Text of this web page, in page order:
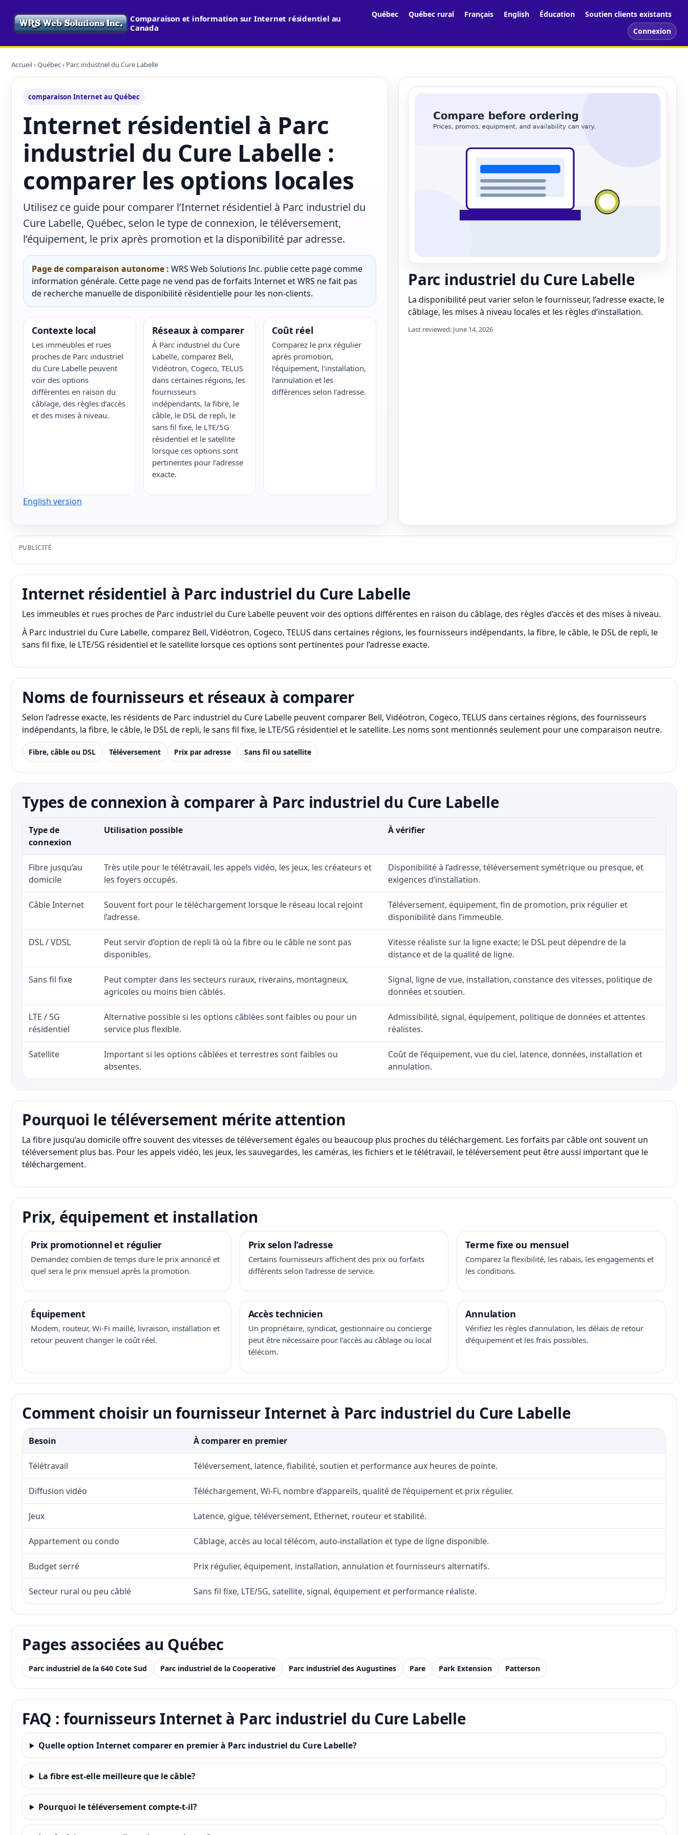
Comparaison et information sur Internet résidentiel au
Canada
Québec Québec rural Français English Éducation
Soutien clients existants
Connexion
Accueil›Québec› Parc industriel du Cure Labelle
comparaison Internet au Québec
Internet résidentiel à Parc
industriel du Cure Labelle :
comparer les options locales
Utilisez ce guide pour comparer l’Internet résidentiel à Parc industriel du
Cure Labelle, Québec, selon le type de connexion, le téléversement,
l’équipement, le prix après promotion et la disponibilité par adresse.
Page de comparaison autonome : WRS Web Solutions Inc. publie cette page comme
information générale. Cette page ne vend pas de forfaits Internet et WRS ne fait pas
de recherche manuelle de disponibilité résidentielle pour les non-clients.
Contexte local
Les immeubles et rues
proches de Parc industriel
du Cure Labelle peuvent
voir des options
différentes en raison du
câblage, des règles d’accès
et des mises à niveau.
Réseaux à comparer
À Parc industriel du Cure
Labelle, comparez Bell,
Vidéotron, Cogeco, TELUS
dans certaines régions, les
fournisseurs
indépendants, la fibre, le
câble, le DSL de repli, le
sans fil fixe, le LTE/5G
résidentiel et le satellite
lorsque ces options sont
pertinentes pour l’adresse
exacte.
Coût réel
Comparez le prix régulier
après promotion,
l’équipement, l’installation,
l’annulation et les
différences selon l’adresse.
English version
Parc industriel du Cure Labelle
La disponibilité peut varier selon le fournisseur, l’adresse exacte, le
câblage, les mises à niveau locales et les règles d’installation.
Last reviewed: June 14, 2026
PUBLICITÉ
Internet résidentiel à Parc industriel du Cure Labelle
Les immeubles et rues proches de Parc industriel du Cure Labelle peuvent voir des options différentes en raison du câblage, des règles d’accès et des mises à niveau.
À Parc industriel du Cure Labelle, comparez Bell, Vidéotron, Cogeco, TELUS dans certaines régions, les fournisseurs indépendants, la fibre, le câble, le DSL de repli, le
sans fil fixe, le LTE/5G résidentiel et le satellite lorsque ces options sont pertinentes pour l’adresse exacte.
Noms de fournisseurs et réseaux à comparer
Selon l’adresse exacte, les résidents de Parc industriel du Cure Labelle peuvent comparer Bell, Vidéotron, Cogeco, TELUS dans certaines régions, des fournisseurs
indépendants, la fibre, le câble, le DSL de repli, le sans fil fixe, le LTE/5G résidentiel et le satellite. Les noms sont mentionnés seulement pour une comparaison neutre.
Fibre, câble ou DSL Téléversement Prix par adresse Sans fil ou satellite
Types de connexion à comparer à Parc industriel du Cure Labelle
Type de
connexion
Utilisation possible À vérifier
Fibre jusqu’au
domicile
Très utile pour le télétravail, les appels vidéo, les jeux, les créateurs et
les foyers occupés.
Disponibilité à l’adresse, téléversement symétrique ou presque, et
exigences d’installation.
Câble Internet
Souvent fort pour le téléchargement lorsque le réseau local rejoint
l’adresse.
Téléversement, équipement, fin de promotion, prix régulier et
disponibilité dans l’immeuble.
DSL / VDSL
Peut servir d’option de repli là où la fibre ou le câble ne sont pas
disponibles.
Vitesse réaliste sur la ligne exacte; le DSL peut dépendre de la
distance et de la qualité de ligne.
Sans fil fixe
Peut compter dans les secteurs ruraux, riverains, montagneux,
agricoles ou moins bien câblés.
Signal, ligne de vue, installation, constance des vitesses, politique de
données et soutien.
LTE / 5G
résidentiel
Alternative possible si les options câblées sont faibles ou pour un
service plus flexible.
Admissibilité, signal, équipement, politique de données et attentes
réalistes.
Satellite
Important si les options câblées et terrestres sont faibles ou
absentes.
Coût de l’équipement, vue du ciel, latence, données, installation et
annulation.
Pourquoi le téléversement mérite attention
La fibre jusqu’au domicile offre souvent des vitesses de téléversement égales ou beaucoup plus proches du téléchargement. Les forfaits par câble ont souvent un
téléversement plus bas. Pour les appels vidéo, les jeux, les sauvegardes, les caméras, les fichiers et le télétravail, le téléversement peut être aussi important que le
téléchargement.
Prix, équipement et installation
Prix promotionnel et régulier
Demandez combien de temps dure le prix annoncé et
quel sera le prix mensuel après la promotion.
Prix selon l’adresse
Certains fournisseurs affichent des prix ou forfaits
différents selon l’adresse de service.
Terme fixe ou mensuel
Comparez la flexibilité, les rabais, les engagements et
les conditions.
Équipement
Modem, routeur, Wi-Fi maillé, livraison, installation et
retour peuvent changer le coût réel.
Accès technicien
Un propriétaire, syndicat, gestionnaire ou concierge
peut être nécessaire pour l’accès au câblage ou local
télécom.
Annulation
Vérifiez les règles d’annulation, les délais de retour
d’équipement et les frais possibles.
Comment choisir un fournisseur Internet à Parc industriel du Cure Labelle
Besoin À comparer en premier
Télétravail Téléversement, latence, fiabilité, soutien et performance aux heures de pointe.
Diffusion vidéo Téléchargement, Wi-Fi, nombre d’appareils, qualité de l’équipement et prix régulier.
Jeux Latence, gigue, téléversement, Ethernet, routeur et stabilité.
Appartement ou condo Câblage, accès au local télécom, auto-installation et type de ligne disponible.
Budget serré Prix régulier, équipement, installation, annulation et fournisseurs alternatifs.
Secteur rural ou peu câblé Sans fil fixe, LTE/5G, satellite, signal, équipement et performance réaliste.
Pages associées au Québec
Parc industriel de la 640 Cote Sud Parc industriel de la Cooperative Parc industriel des Augustines Pare Park Extension Patterson
FAQ : fournisseurs Internet à Parc industriel du Cure Labelle
Quelle option Internet comparer en premier à Parc industriel du Cure Labelle?
La fibre est-elle meilleure que le câble?
Pourquoi le téléversement compte-t-il?